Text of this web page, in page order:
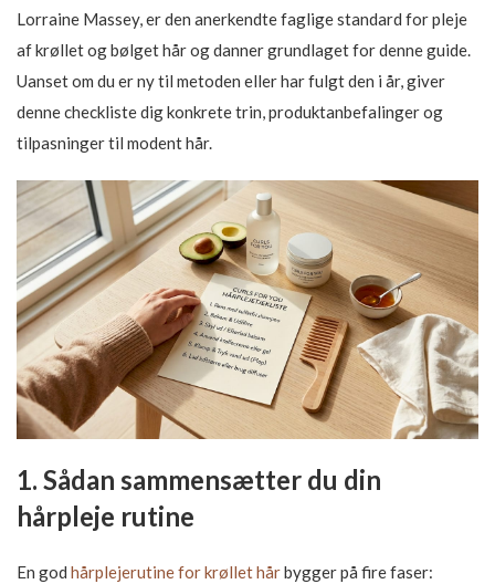
Lorraine Massey, er den anerkendte faglige standard for pleje
af krøllet og bølget hår og danner grundlaget for denne guide.
Uanset om du er ny til metoden eller har fulgt den i år, giver
denne checkliste dig konkrete trin, produktanbefalinger og
tilpasninger til modent hår.
1. Sådan sammensætter du din
hårpleje rutine
En god hårplejerutine for krøllet hårbygger på fire faser: